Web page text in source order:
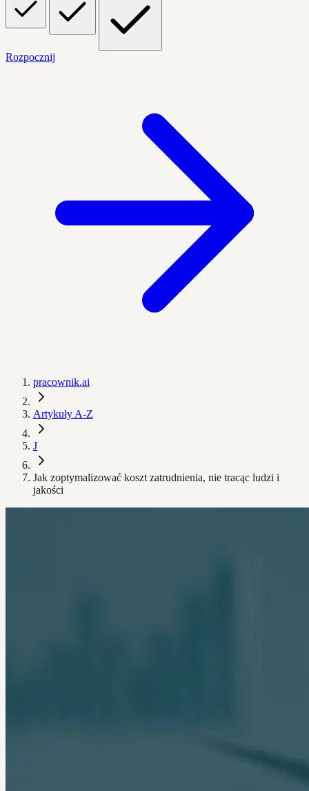
Rozpocznij
pracownik.ai
Artykuły A-Z
J
Jak zoptymalizować koszt zatrudnienia, nie tracąc ludzi i
jakości